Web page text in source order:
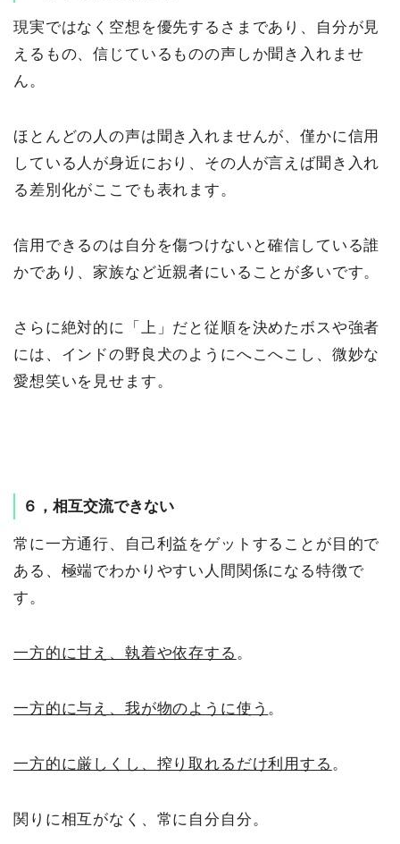
現実ではなく空想を優先するさまであり、自分が見
えるもの、信じているものの声しか聞き入れませ
ん。
ほとんどの人の声は聞き入れませんが、僅かに信用
している人が身近におり、その人が言えば聞き入れ
る差別化がここでも表れます。
信用できるのは自分を傷つけないと確信している誰
かであり、家族など近親者にいることが多いです。
さらに絶対的に「上」だと従順を決めたボスや強者
には、インドの野良犬のようにへこへこし、微妙な
愛想笑いを見せます。
６，相互交流できない
常に一方通行、自己利益をゲットすることが目的で
ある、極端でわかりやすい人間関係になる特徴で
す。
一方的に甘え、執着や依存する 。
一方的に与え、我が物のように使う 。
一方的に厳しくし、搾り取れるだけ利用する 。
関りに相互がなく、常に自分自分。